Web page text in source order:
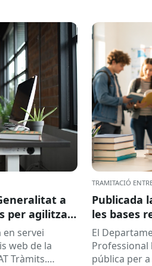
a
per agilitzar
servei
web de la
Tràmits.
TRAMITACIÓ
Publicada
les bases
la
educatius,
El
Professional
pública per